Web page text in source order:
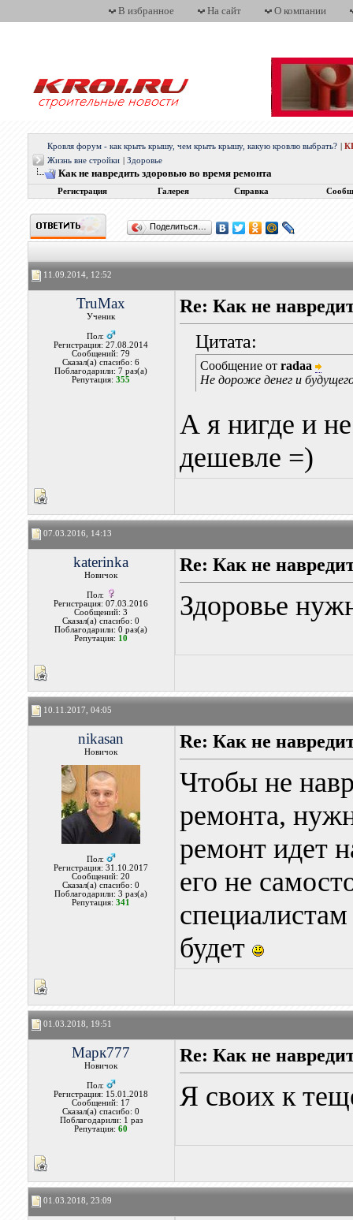
В избранное На сайт О компании
Кровля форум - как крыть крышу, чем крыть крышу, какую кровлю выбрать?
Жизнь вне стройки
Здоровье
Как не навредить здоровью во время ремонта
Регистрация Галерея Справка
Поделиться…
11.09.2014, 12:52
TruMax
Ученик
Пол:
Регистрация: 27.08.2014
Сообщений: 79
Сказал(а) спасибо: 6
Поблагодарили: 7 раз(а)
Репутация:355
Re: Как не
Цитата:
Сообщение от radaa
Не дороже денег и
А я нигде и
дешевле =)
07.03.2016, 14:13
katerinka
Новичок
Пол:
Регистрация: 07.03.2016
Сообщений: 3
Сказал(а) спасибо: 0
Поблагодарили: 0 раз(а)
Репутация: 10
Re: Как не
Здоровье
10.11.2017, 04:05
nikasan
Новичок
Пол:
Регистрация: 31.10.2017
Сообщений: 20
Сказал(а) спасибо: 0
Поблагодарили: 3 раз(а)
Репутация:341
Re: Как не
Чтобы не
ремонта,
ремонт идет
его не
будет
01.03.2018, 19:51
Марк777
Новичок
Пол:
Регистрация: 15.01.2018
Сообщений: 17
Сказал(а) спасибо: 0
Поблагодарили: 1 раз
Репутация:60
Re: Как не
Я своих к
01.03.2018, 23:09